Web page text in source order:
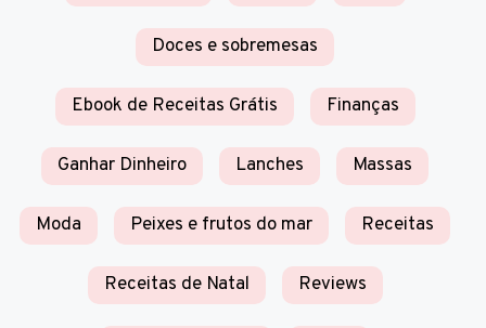
Doces e sobremesas
Ebook de Receitas Grátis Finanças
Ganhar Dinheiro Lanches Massas
Moda Peixes e frutos do mar Receitas
Receitas de Natal Reviews